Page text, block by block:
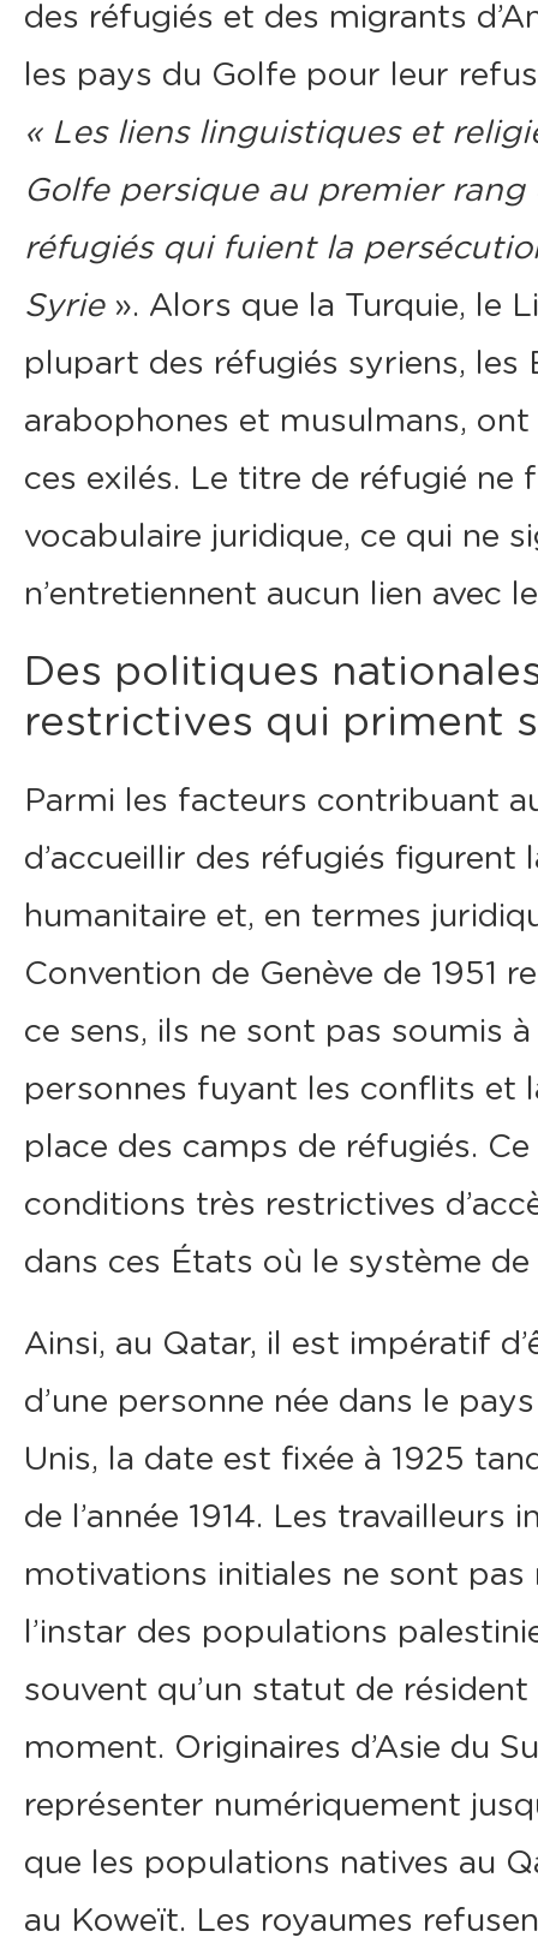
des réfugiés et des migrants
les pays du Golfe pour leur
« Les liens linguistiques et
Golfe persique au premier rang
réfugiés qui fuient la
Syrie». Alors que la Turquie, le
plupart des réfugiés syriens,
arabophones et musulmans, ont
ces exilés. Le titre de réfugié ne
vocabulaire juridique, ce qui ne
n’entretiennent aucun lien avec
Des politiques
restrictives qui priment
Parmi les facteurs contribuant
d’accueillir des réfugiés figurent
humanitaire et, en termes
Convention de Genève de 1951
ce sens, ils ne sont pas soumis à
personnes fuyant les conflits et
place des camps de réfugiés.
conditions très restrictives
dans ces États où le système
Ainsi, au Qatar, il est impératif
d’une personne née dans le
Unis, la date est fixée à 1925
de l’année 1914. Les
motivations initiales ne sont pas
l’instar des populations
souvent qu’un statut de
moment. Originaires d’Asie du
représenter numériquement
que les populations natives au
au Koweït. Les royaumes